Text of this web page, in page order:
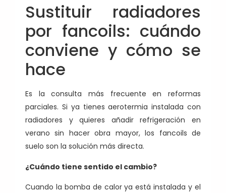
Sustituir radiadores
por fancoils: cuándo
conviene y cómo se
hace
Es la consulta más frecuente en reformas
parciales. Si ya tienes aerotermia instalada con
radiadores y quieres añadir refrigeración en
verano sin hacer obra mayor, los fancoils de
suelo son la solución más directa.
¿Cuándo tiene sentido el cambio?
Cuando la bomba de calor ya está instalada y el